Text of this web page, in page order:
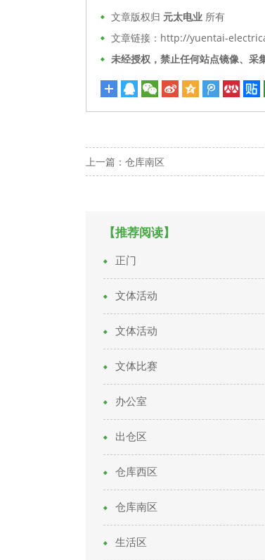
文章版权归 元太电业 所有
文章链接：http://yuentai-
未经授权，禁止任何站点镜像、采
上一篇： 仓库南区
【推荐阅读】
正门
文体活动
文体活动
文体比赛
办公室
出仓区
仓库西区
仓库南区
生活区